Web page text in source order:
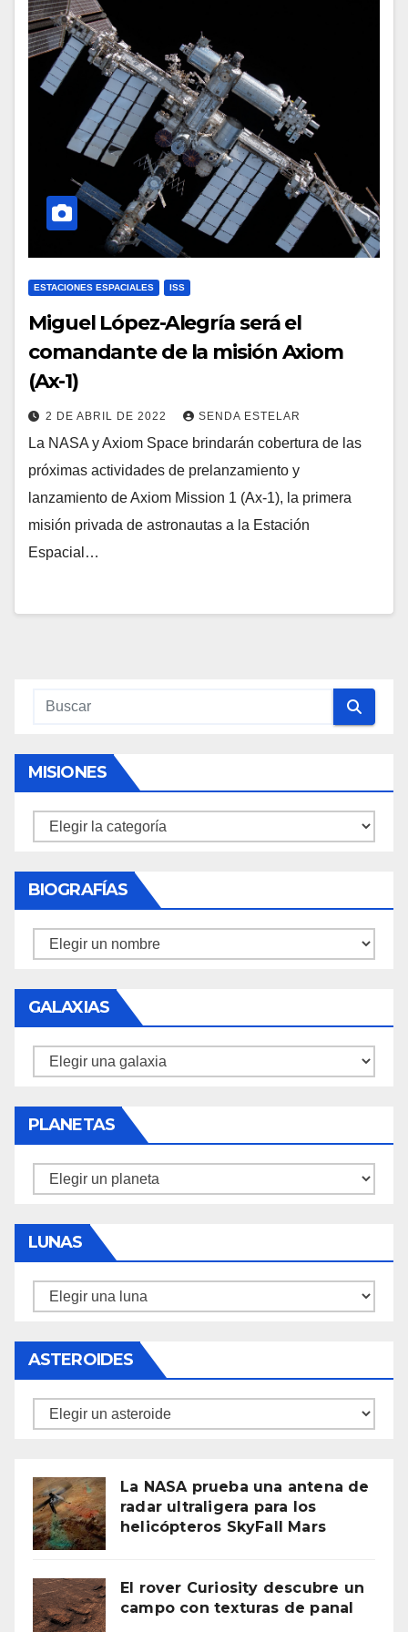
ESTACIONES ESPACIALES ISS
Miguel López-Alegría será el
comandante de la misión Axiom
(Ax-1)
2 DE ABRIL DE 2022 SENDA ESTELAR
La NASA y Axiom Space brindarán cobertura de las
próximas actividades de prelanzamiento y
lanzamiento de Axiom Mission 1 (Ax-1), la primera
misión privada de astronautas a la Estación
Espacial…
MISIONES
Misiones
BIOGRAFÍAS
Biografías
GALAXIAS
Galaxias
PLANETAS
Planetas
LUNAS
Lunas
ASTEROIDES
Asteroides
La NASA prueba una antena de
radar ultraligera para los
helicópteros SkyFall Mars
El rover Curiosity descubre un
campo con texturas de panal